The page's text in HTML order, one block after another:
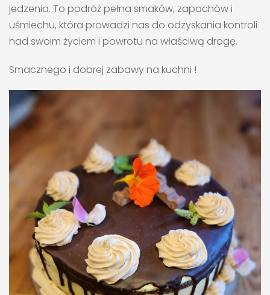
jedzenia. To podróż pełna smaków, zapachów i
uśmiechu, która prowadzi nas do odzyskania kontroli
nad swoim życiem i powrotu na właściwą drogę.
Smacznego i dobrej zabawy na kuchni !